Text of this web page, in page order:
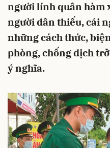
người lính quân hàm
người dân thiếu, cái
những cách thức,
phòng, chống dịch
ý nghĩa.